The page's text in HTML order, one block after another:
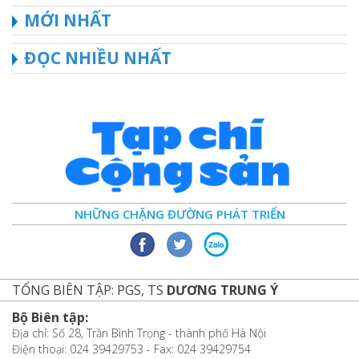
MỚI NHẤT
ĐỌC NHIỀU NHẤT
NHỮNG CHẶNG ĐƯỜNG PHÁT TRIỂN
TỔNG BIÊN TẬP: PGS, TS DƯƠNG TRUNG Ý
Bộ Biên tập:
Địa chỉ: Số 28, Trần Bình Trọng - thành phố Hà Nội
Điện thoại: 024 39429753 - Fax: 024 39429754